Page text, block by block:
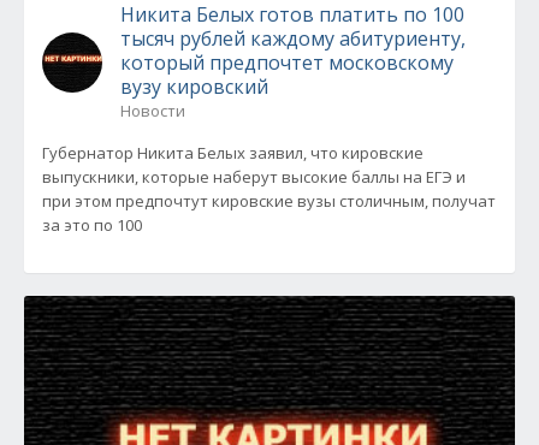
Никита Белых готов платить по 100
тысяч рублей каждому абитуриенту,
который предпочтет московскому
вузу кировский
Новости
Губернатор Никита Белых заявил, что кировские
выпускники, которые наберут высокие баллы на ЕГЭ и
при этом предпочтут кировские вузы столичным, получат
за это по 100